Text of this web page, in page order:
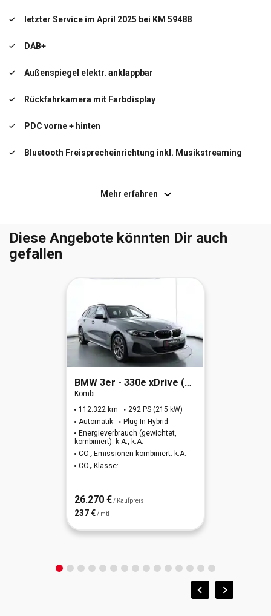
ohne Fenster mit Durchlademöglichkeit unten
Rückfahrkamera mit Farbdisplay
PDC vorne + hinten
Bluetooth Freisprecheinrichtung inkl. Musikstreaming
letzter Service im April 2025 bei KM 59488
DAB+
Außenspiegel elektr. anklappbar
Rückfahrkamera mit Farbdisplay
PDC vorne + hinten
Bluetooth Freisprecheinrichtung inkl. Musikstreaming
Außenspiegel elektr. verstell- und heizbar
Elektron. Stabilitäts-Programm (ESP)
Mehr erfahren
Diese Angebote könnten Dir auch
gefallen
BMW 3er - 330e xDrive (OPF)(EURO 6d)
Kombi
112.322 km
292 PS (215 kW)
Automatik
Plug-In Hybrid
Energieverbrauch (gewichtet,
kombiniert): k.A., k.A.
CO₂-Emissionen kombiniert: k.A.
CO₂-Klasse:
26.270 € / Kaufpreis
237 € / mtl